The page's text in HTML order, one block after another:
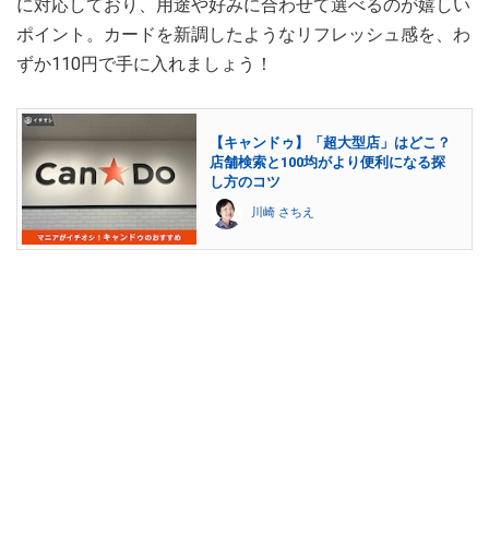
に対応しており、用途や好みに合わせて選べるのが嬉しい
ポイント。カードを新調したようなリフレッシュ感を、わ
ずか110円で手に入れましょう！
【キャンドゥ】「超大型店」はどこ？
店舗検索と100均がより便利になる探
し方のコツ
川崎 さちえ